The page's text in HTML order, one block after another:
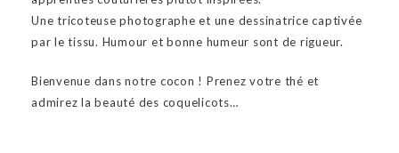
Une tricoteuse photographe et une dessinatrice captivée
par le tissu. Humour et bonne humeur sont de rigueur.
Bienvenue dans notre cocon ! Prenez votre thé et
admirez la beauté des coquelicots…